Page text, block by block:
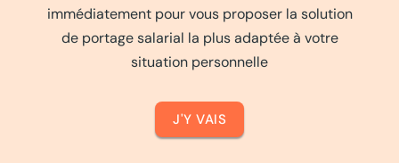
immédiatement pour vous proposer la solution
de portage salarial la plus adaptée à votre
situation personnelle
J'Y VAIS